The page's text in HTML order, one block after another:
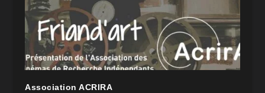
Association ACRIRA